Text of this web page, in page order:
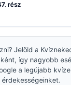
rész
Jelöld a
így nagyobb
a legújabb
érdekességeinket.